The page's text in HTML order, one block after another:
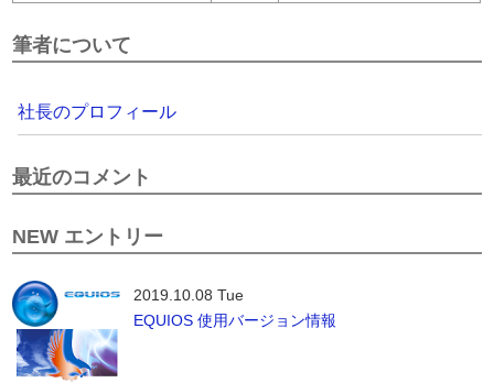
筆者について
社長のプロフィール
最近のコメント
NEW エントリー
2019.10.08 Tue
EQUIOS 使用バージョン情報